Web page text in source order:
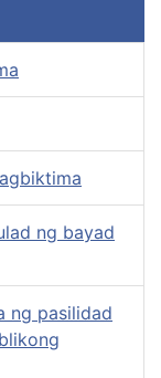
ng bayad
ng pasilidad